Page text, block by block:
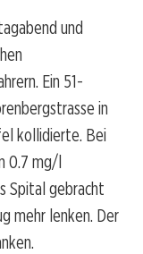
und
Ein 51-
in
kollidierte. Bei
0.7 mg/l
Spital gebracht
mehr lenken. Der